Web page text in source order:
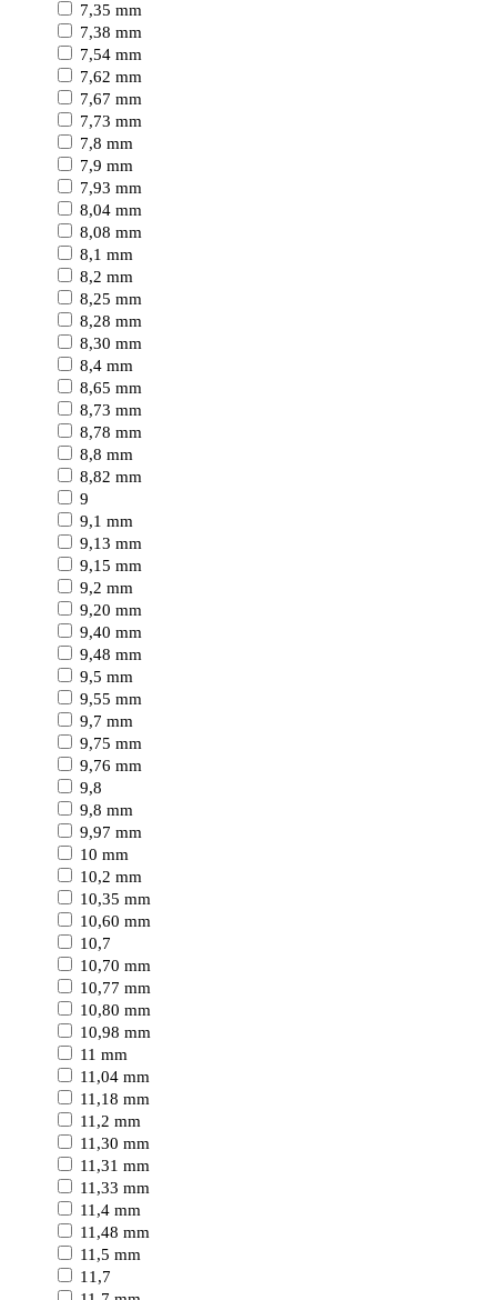
7,35 mm
7,38 mm
7,54 mm
7,62 mm
7,67 mm
7,73 mm
7,8 mm
7,9 mm
7,93 mm
8,04 mm
8,08 mm
8,1 mm
8,2 mm
8,25 mm
8,28 mm
8,30 mm
8,4 mm
8,65 mm
8,73 mm
8,78 mm
8,8 mm
8,82 mm
9
9,1 mm
9,13 mm
9,15 mm
9,2 mm
9,20 mm
9,40 mm
9,48 mm
9,5 mm
9,55 mm
9,7 mm
9,75 mm
9,76 mm
9,8
9,8 mm
9,97 mm
10 mm
10,2 mm
10,35 mm
10,60 mm
10,7
10,70 mm
10,77 mm
10,80 mm
10,98 mm
11 mm
11,04 mm
11,18 mm
11,2 mm
11,30 mm
11,31 mm
11,33 mm
11,4 mm
11,48 mm
11,5 mm
11,7